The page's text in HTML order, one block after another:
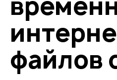
файлов